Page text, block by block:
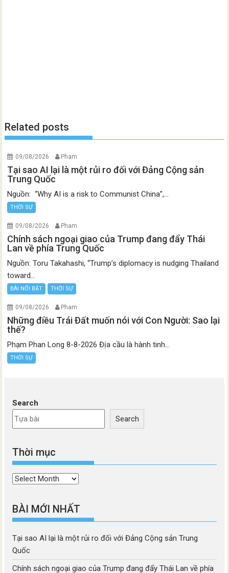
Related posts
09/08/2026 Pham
Tại sao AI lại là một rủi ro đối với Đảng Cộng sản
Trung Quốc
Nguồn: “Why AI is a risk to Communist China”,...
THỜI SỰ
09/08/2026 Pham
Chính sách ngoại giao của Trump đang đẩy Thái
Lan về phía Trung Quốc
Nguồn: Toru Takahashi, “Trump’s diplomacy is nudging Thailand
toward...
BÀI NỔI BẬT THỜI SỰ
09/08/2026 Pham
Những điều Trái Đất muốn nói với Con Người: Sao lại
thế?
Phạm Phan Long 8-8-2026 Địa cầu là hành tinh...
THỜI SỰ
Search
Search
Thời mục
Thời
BÀI MỚI NHẤT
Tại sao AI lại là một rủi ro đối với Đảng Cộng sản Trung
Quốc
Chính sách ngoại giao của Trump đang đẩy Thái Lan về phía